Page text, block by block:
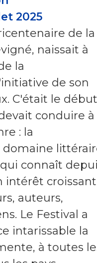
2025
de la
naissait à
la
de son
C'était le début
conduire à
: la
domaine
connaît
intérêt croissant
auteurs,
Le Festival a
intarissable la
à toutes